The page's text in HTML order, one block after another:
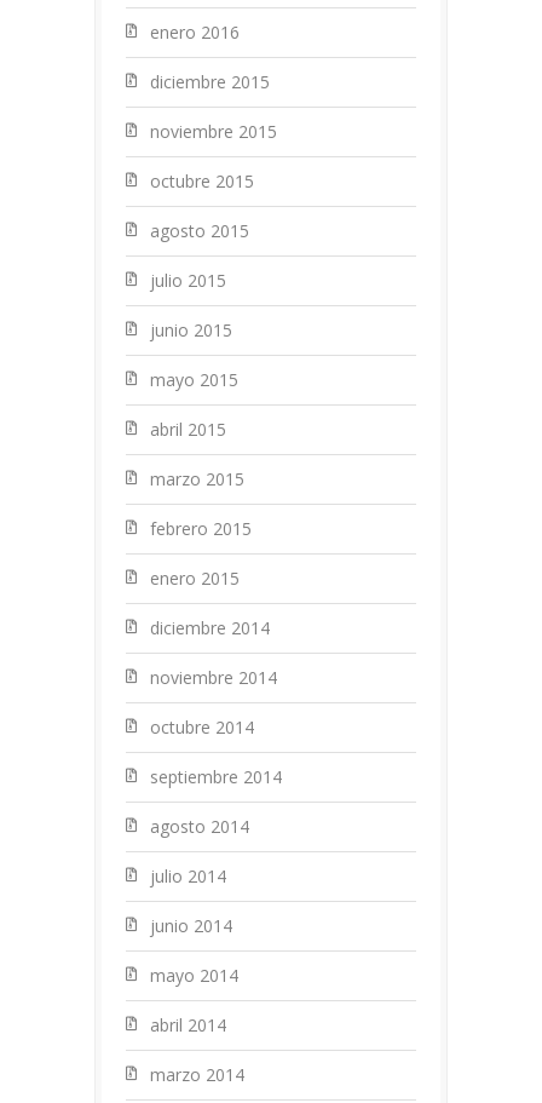
enero 2016
diciembre 2015
noviembre 2015
octubre 2015
agosto 2015
julio 2015
junio 2015
mayo 2015
abril 2015
marzo 2015
febrero 2015
enero 2015
diciembre 2014
noviembre 2014
octubre 2014
septiembre 2014
agosto 2014
julio 2014
junio 2014
mayo 2014
abril 2014
marzo 2014